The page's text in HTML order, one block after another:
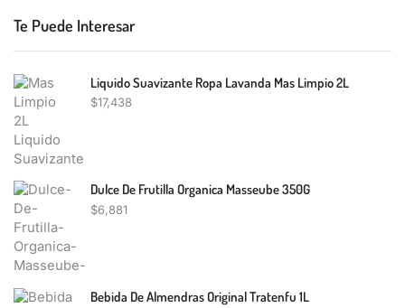
Te Puede Interesar
Liquido Suavizante Ropa Lavanda Mas Limpio 2L
$17,438
Dulce De Frutilla Organica Masseube 350G
$6,881
Bebida De Almendras Original Tratenfu 1L